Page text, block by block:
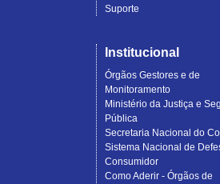
Suporte
Institucional
Órgãos Gestores e de
Monitoramento
Ministério da Justiça e
Pública
Secretaria Nacional do
Sistema Nacional de
Consumidor
Como Aderir - Órgãos de